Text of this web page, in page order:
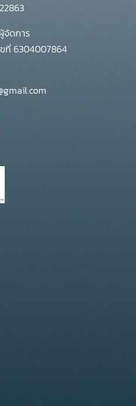
ดการ
ที่ 6304007864